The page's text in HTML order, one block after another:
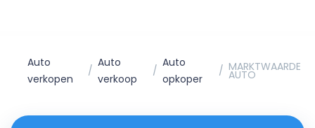
Auto
verkopen
Auto
verkoop
Auto
opkoper
MARKTWAARDE
AUTO